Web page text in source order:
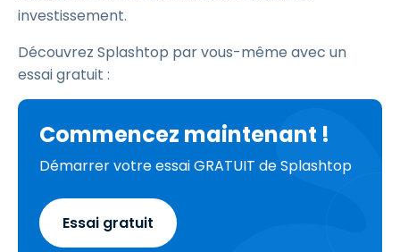
investissement.
Découvrez Splashtop par vous-même avec un
essai gratuit :
Commencez maintenant !
Démarrer votre essai GRATUIT de Splashtop
Essai gratuit